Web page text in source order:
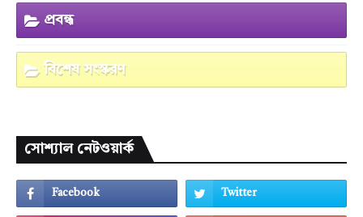
প্রবন্ধ
বিশেষ সংস্করণ
সোশ্যাল নেটওয়ার্ক